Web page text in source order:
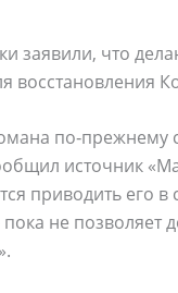
заявили, что
восстановления
по‑прежнему
источник
приводить его в
не позволяет